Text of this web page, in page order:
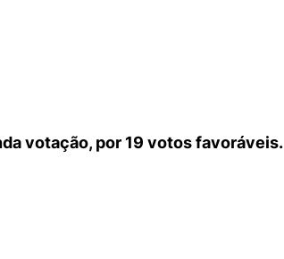
votação, por 19 votos favoráveis.